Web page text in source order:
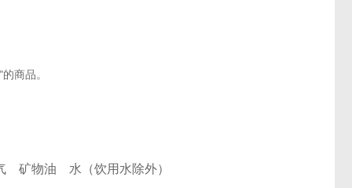
商品。
矿物油 水（饮用水除外）